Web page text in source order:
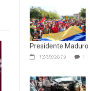
Presidente Maduro
13/03/2019 1